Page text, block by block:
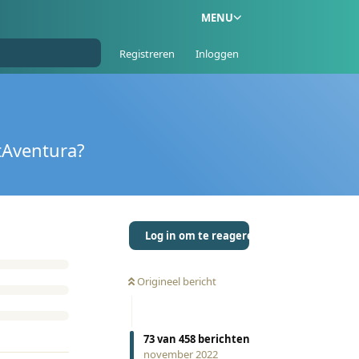
MENU
Registreren Inloggen
Log in om te reageren
Origineel bericht
73van 458 berichten
november 2022